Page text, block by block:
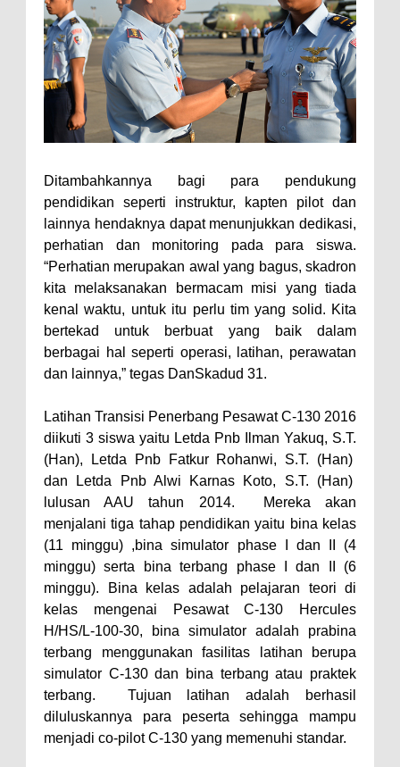
Ditambahkannya bagi para pendukung
pendidikan seperti instruktur, kapten pilot dan
lainnya hendaknya dapat menunjukkan dedikasi,
perhatian dan monitoring pada para siswa.
“Perhatian merupakan awal yang bagus, skadron
kita melaksanakan bermacam misi yang tiada
kenal waktu, untuk itu perlu tim yang solid. Kita
bertekad untuk berbuat yang baik dalam
berbagai hal seperti operasi, latihan, perawatan
dan lainnya,” tegas DanSkadud 31.
Latihan Transisi Penerbang Pesawat C-130 2016
diikuti 3 siswa yaitu Letda Pnb Ilman Yakuq, S.T.
(Han), Letda Pnb Fatkur Rohanwi, S.T. (Han)
dan Letda Pnb Alwi Karnas Koto, S.T. (Han)
lulusan AAU tahun 2014. Mereka akan
menjalani tiga tahap pendidikan yaitu bina kelas
(11 minggu) ,bina simulator phase I dan II (4
minggu) serta bina terbang phase I dan II (6
minggu). Bina kelas adalah pelajaran teori di
kelas mengenai Pesawat C-130 Hercules
H/HS/L-100-30, bina simulator adalah prabina
terbang menggunakan fasilitas latihan berupa
simulator C-130 dan bina terbang atau praktek
terbang. Tujuan latihan adalah berhasil
diluluskannya para peserta sehingga mampu
menjadi co-pilot C-130 yang memenuhi standar.